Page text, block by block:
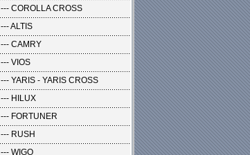
--- COROLLA CROSS
--- ALTIS
--- CAMRY
--- VIOS
--- YARIS - YARIS CROSS
--- HILUX
--- FORTUNER
--- RUSH
--- WIGO